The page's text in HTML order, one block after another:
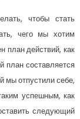
чтобы стать
чего мы хотим
план действий, как
план составляется
мы отпустили себе,
успешным, как
следующий